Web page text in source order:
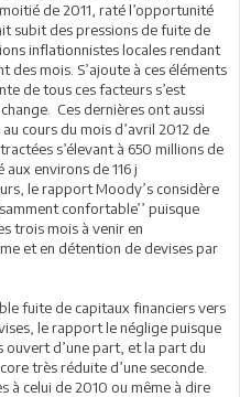
de 2011, raté l’opportunité
subit des pressions de fuite de
inflationnistes locales rendant
mois. S’ajoute à ces éléments
de tous ces facteurs s’est
Ces dernières ont aussi
cours du mois d’avril 2012 de
s’élevant à 650 millions de
environs de 116 j
le rapport Moody’s considère
confortable’’ puisque
trois mois à venir en
et en détention de devises par
fuite de capitaux financiers vers
le rapport le néglige puisque
ouvert d’une part, et la part du
très réduite d’une seconde.
à celui de 2010 ou même à dire